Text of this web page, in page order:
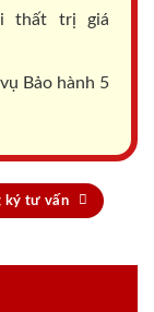
thất trị giá
Bảo hành 5
ký tư vấn